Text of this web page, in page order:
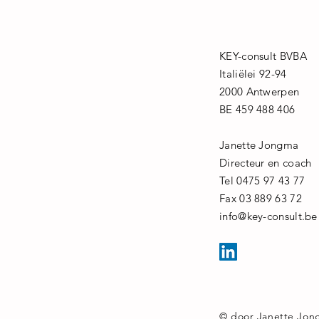
KEY-consult BVBA
Italiëlei 92-94
2000 Antwerpen
BE 459 488 406
Janette Jongma
Directeur en coach
Tel 0475 97 43 77
Fax 03 889 63 72
info@key-consult.be
© door Janette